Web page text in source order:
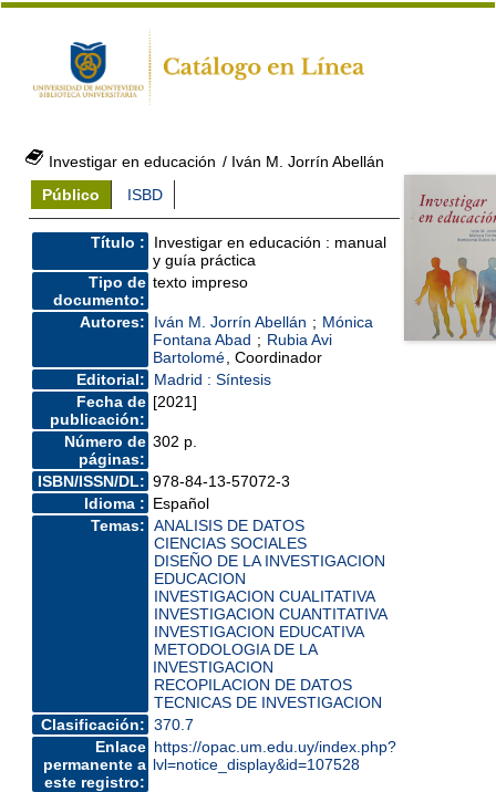
Investigar en educación / Iván M. Jorrín Abellán
Público
ISBD
Título :
Investigar en educación : manual
y guía práctica
Tipo de
documento:
texto impreso
Autores: Iván M. Jorrín Abellán ; Mónica
Fontana Abad ; Rubia Avi
Bartolomé , Coordinador
Editorial:
Madrid : Síntesis
Fecha de
publicación:
[2021]
Número de
páginas:
302 p.
ISBN/ISSN/DL: 978-84-13-57072-3
Idioma : Español
Temas: ANALISIS DE DATOS
CIENCIAS SOCIALES
DISEÑO DE LA INVESTIGACION
EDUCACION
INVESTIGACION CUALITATIVA
INVESTIGACION CUANTITATIVA
INVESTIGACION EDUCATIVA
METODOLOGIA DE LA
INVESTIGACION
RECOPILACION DE DATOS
TECNICAS DE INVESTIGACION
Clasificación: 370.7
Enlace
permanente a
este registro:
https://opac.um.edu.uy/index.php?
lvl=notice_display&id=107528